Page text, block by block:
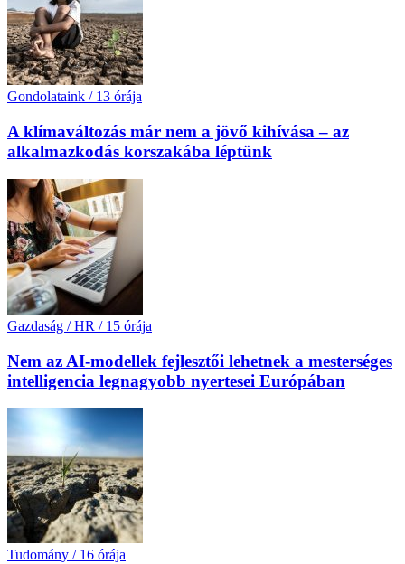
Gondolataink / 13 órája
A klímaváltozás már nem a jövő kihívása – az
alkalmazkodás korszakába léptünk
Gazdaság / HR / 15 órája
Nem az AI-modellek fejlesztői lehetnek a mesterséges
intelligencia legnagyobb nyertesei Európában
Tudomány / 16 órája